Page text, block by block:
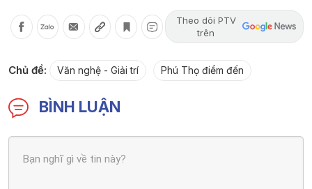
Theo dõi PTV
trên
Chủ đề: Văn nghệ - Giải trí Phú Thọ điểm đến
BÌNH LUẬN